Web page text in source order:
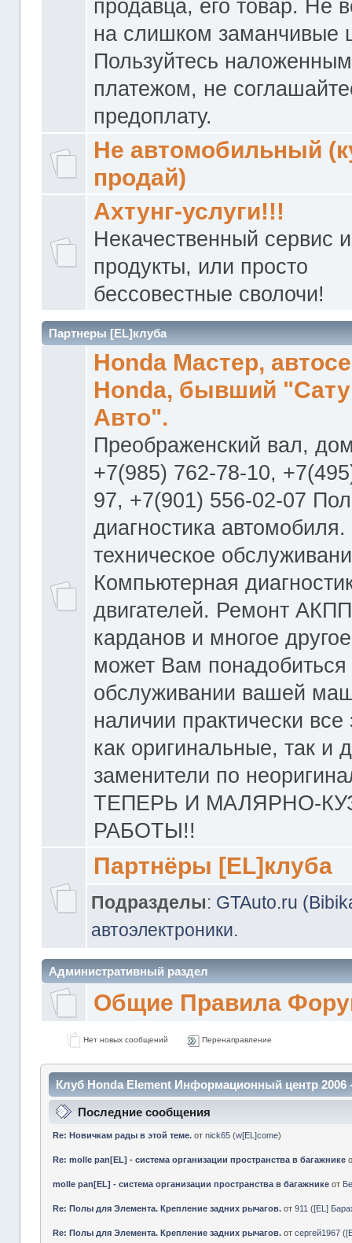
продавца, его товар. Не
на слишком заманчивые
Пользуйтесь наложенным
платежом, не
предоплату.
Не автомобильный
продай)
Ахтунг-услуги!!!
Некачественный сервис и
продукты, или просто
бессовестные сволочи!
Партнеры [EL]клуба
Honda Мастер,
Honda, бывший
Авто".
Преображенский вал,
+7(985) 762-78-10,
97, +7(901) 556-02-07
диагностика
техническое
Компьютерная
двигателей. Ремонт
карданов и многое
может Вам понадобиться
обслуживании вашей
наличии практически все
как оригинальные, так и
заменители по
ТЕПЕРЬ И МАЛЯРНО-
РАБОТЫ!!
Партнёры [EL]клуба
Подразделы: GTAuto.ru
автоэлектроники.
Административный раздел
Общие Правила
Нет новых сообщений Перенаправление
Клуб Honda Element Информационный центр
Последние сообщения
Re: Новичкам рады в этой теме. отnick65 (w[EL]come)
Re: molle pan[EL] - система организации пространства в багажнике
molle pan[EL] - система организации пространства в багажнике от
Re: Полы для Элемента. Крепление задних рычагов. от911 ([EL]
Re: Полы для Элемента. Крепление задних рычагов. отсергей1967 (